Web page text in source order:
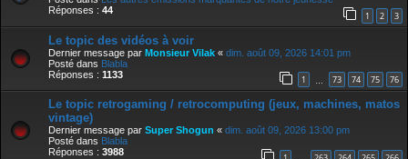
Réponses : 44 1 2 3
Le topic des vidéos à voir
Dernier message par Monsieur Vilak « dim. août 09, 2026 14:01 pm
Posté dans Blabla
Réponses : 1133 1 73 74 75 76
Le topic retrogaming / retrocomputing (jeux, machines, matos
vintage)
Dernier message par Super Shogun « dim. août 09, 2026 13:00 pm
Posté dans Blabla
Réponses : 3988